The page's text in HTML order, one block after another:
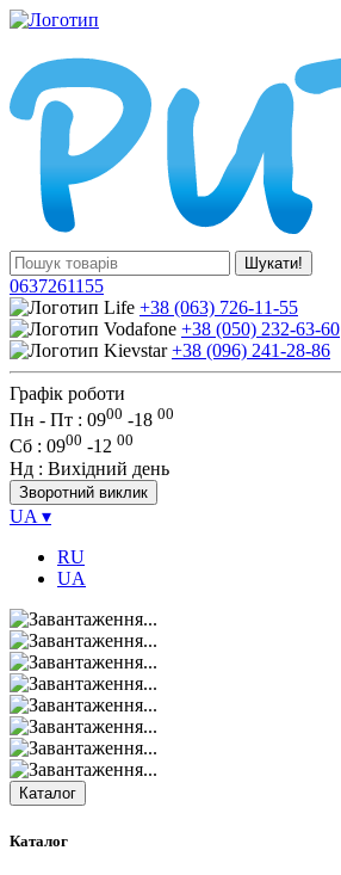
Шукати!
0637261155
+38 (063) 726-11-55
+38 (050) 232-63-60
+38 (096) 241-28-86
Графік роботи
Пн - Пт : 0900 -18 00
Сб : 0900 -12 00
Нд : Вихідний день
Зворотний виклик
UA ▾
RU
UA
Каталог
Каталог